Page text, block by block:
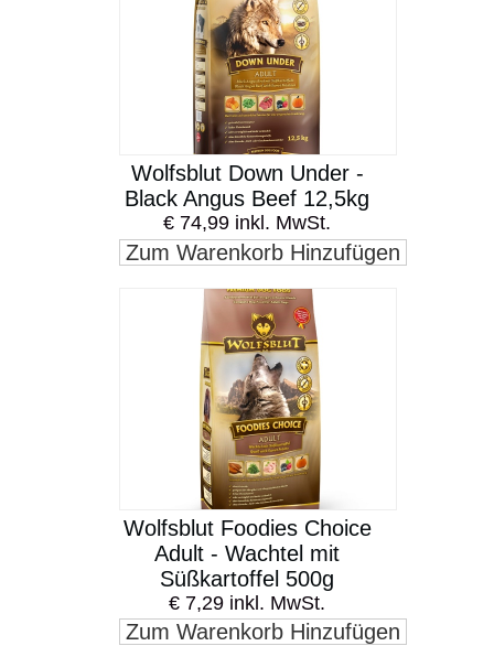
Wolfsblut Down Under -
Black Angus Beef 12,5kg
€ 74,99 inkl. MwSt.
Zum Warenkorb Hinzufügen
Wolfsblut Foodies Choice
Adult - Wachtel mit
Süßkartoffel 500g
€ 7,29 inkl. MwSt.
Zum Warenkorb Hinzufügen